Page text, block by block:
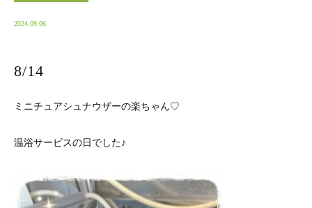
2024.09.06
8/14
ミニチュアシュナウザーの楽ちゃん♡
温浴サービスの日でした♪